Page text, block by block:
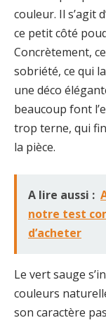
couleur. Il s’agit
ce petit côté
Concrètement,
sobriété, ce qui
une déco
beaucoup font
trop terne, qui
la pièce.
A lire aussi :
notre test
d’acheter
Le vert sauge
couleurs
son caractère